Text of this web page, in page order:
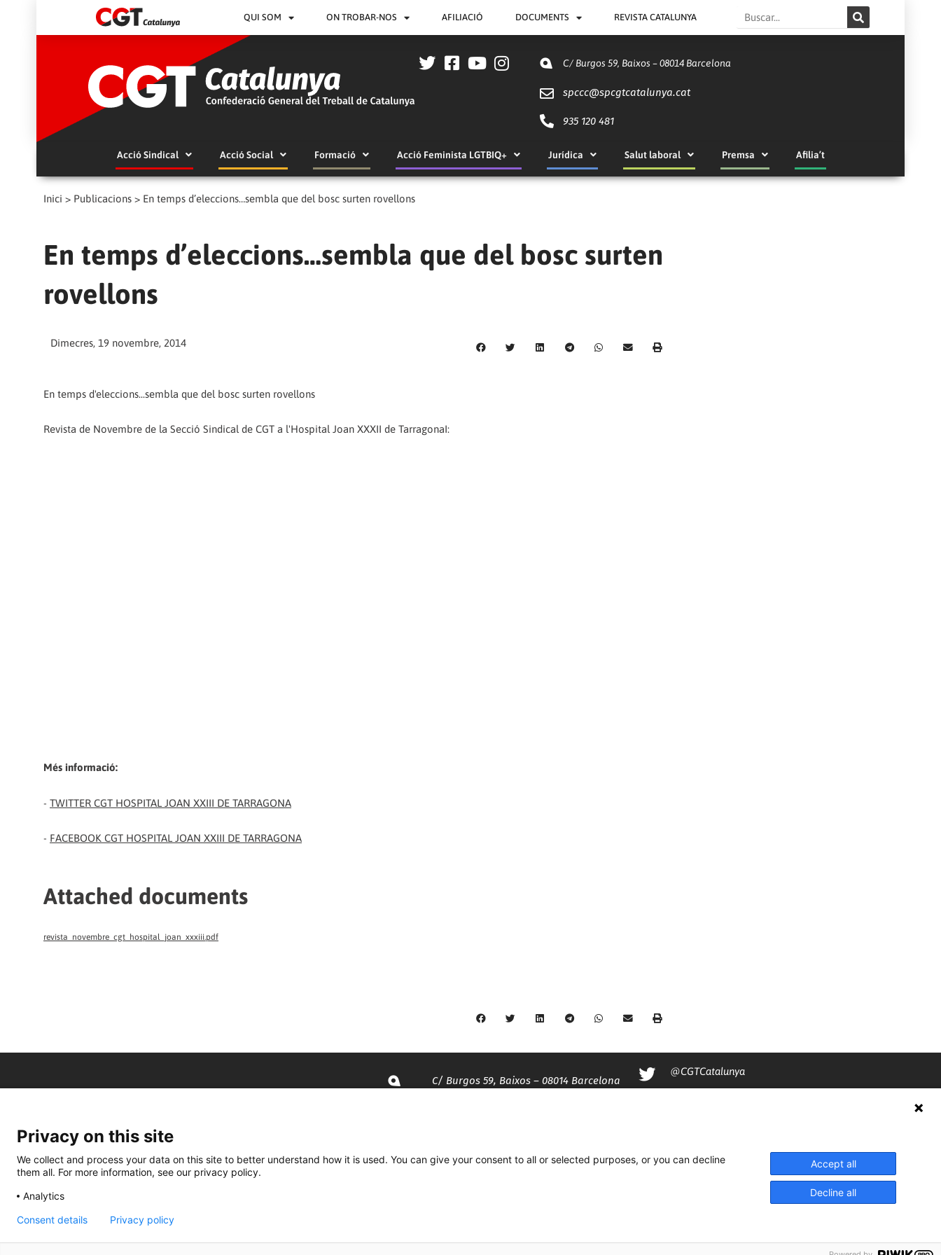
QUI SOM ON TROBAR-NOS AFILIACIÓ DOCUMENTS REVISTA CATALUNYA Search
C/ Burgos 59, Baixos – 08014 Barcelona
spccc@spcgtcatalunya.cat
935 120 481
Acció Sindical Acció Social Formació Acció Feminista LGTBIQ+ Jurídica Salut laboral Premsa Afilia’t
Inici > Publicacions > En temps d’eleccions…sembla que del bosc surten rovellons
En temps d’eleccions…sembla que del bosc surten
rovellons
Dimecres, 19 novembre, 2014
En temps d'eleccions...sembla que del bosc surten rovellons
Revista de Novembre de la Secció Sindical de CGT a l'Hospital Joan XXXII de TarragonaI:
Més informació:
- TWITTER CGT HOSPITAL JOAN XXIII DE TARRAGONA
- FACEBOOK CGT HOSPITAL JOAN XXIII DE TARRAGONA
Attached documents
revista_novembre_cgt_hospital_joan_xxxiii.pdf
C/ Burgos 59, Baixos – 08014 Barcelona
935 120 481
@CGTCatalunya
Privacy on this site
We collect and process your data on this site to better understand how it is used. You can give your consent to all or selected purposes, or you can decline
them all. For more information, see our privacy policy.
Analytics
Accept all
Decline all
Consent details Privacy policy